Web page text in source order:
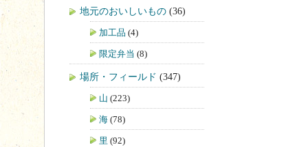
地元のおいしいもの (36)
加工品 (4)
限定弁当 (8)
場所・フィールド (347)
山 (223)
海 (78)
里 (92)